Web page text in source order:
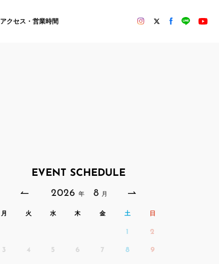
アクセス・営業時間
EVENT SCHEDULE
2026 年 8 月
月 火 水 木 金 土 日
1 2
3 4 5 6 7 8 9